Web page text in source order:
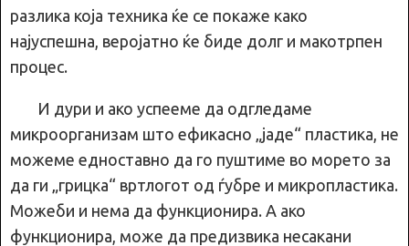
разлика која техника ќе се покаже како
најуспешна, веројатно ќе биде долг и макотрпен
процес.
И дури и ако успееме да одгледаме
микроорганизам што ефикасно „јаде“ пластика, не
можеме едноставно да го пуштиме во морето за
да ги „грицка“ вртлогот од ѓубре и микропластика.
Можеби и нема да функционира. А ако
функционира, може да предизвика несакани